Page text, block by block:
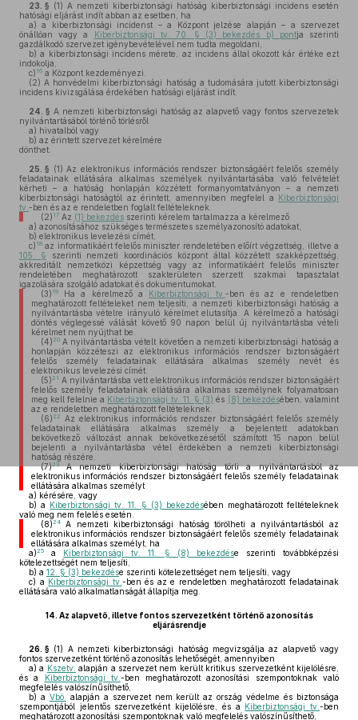
23. § (1) A nemzeti kiberbiztonsági hatóság kiberbiztonsági incidens esetén
hatósági eljárást indít abban az esetben, ha
a) a kiberbiztonsági incidenst – a Központ jelzése alapján – a szervezet
önállóan vagy a
Kiberbiztonsági tv. 70. § (3) bekezdés b) pontja szerinti
gazdálkodó szervezet igénybevételével nem tudta megoldani,
b) a kiberbiztonsági incidens mérete, az incidens által okozott kár értéke ezt
indokolja,
c) 16 a Központ kezdeményezi.
(2) A honvédelmi kiberbiztonsági hatóság a tudomására jutott kiberbiztonsági
incidens kivizsgálása érdekében hatósági eljárást indít.
24. § A nemzeti kiberbiztonsági hatóság az alapvető vagy fontos szervezetek
nyilvántartásából történő törlésről
a) hivatalból vagy
b) az érintett szervezet kérelmére
dönthet.
25. § (1) Az elektronikus információs rendszer biztonságáért felelős személy
feladatainak ellátására alkalmas személyek nyilvántartásába való felvételét
kérheti – a hatóság honlapján közzétett formanyomtatványon – a nemzeti
kiberbiztonsági hatóságtól az érintett, amennyiben megfelel a Kiberbiztonsági
tv. -ben és az e rendeletben foglalt feltételeknek.
(2) 17Az (1) bekezdésszerinti kérelem tartalmazza a kérelmező
a) azonosításához szükséges természetes személyazonosító adatokat,
b) elektronikus levelezési címét,
c) 18 az informatikáért felelős miniszter rendeletében előírt végzettség, illetve a
105. § szerinti nemzeti koordinációs központ által közzétett szakképzettség,
akkreditált nemzetközi képzettség vagy az informatikáért felelős miniszter
rendeletében meghatározott szakterületen szerzett szakmai tapasztalat
igazolására szolgáló adatokat és dokumentumokat.
(3) 19Ha a kérelmező a Kiberbiztonsági tv. -ben és az e rendeletben
meghatározott feltételeket nem teljesíti, a nemzeti kiberbiztonsági hatóság a
nyilvántartásba vételre irányuló kérelmet elutasítja. A kérelmező a hatósági
döntés véglegessé válását követő 90 napon belül új nyilvántartásba vételi
kérelmet nem nyújthat be.
(4) 20A nyilvántartásba vételt követően a nemzeti kiberbiztonsági hatóság a
honlapján közzéteszi az elektronikus információs rendszer biztonságáért
felelős személy feladatainak ellátására alkalmas személy nevét és
elektronikus levelezési címét.
(5) 21 A nyilvántartásba vett elektronikus információs rendszer biztonságáért
felelős személy feladatainak ellátására alkalmas személynek folyamatosan
meg kell felelnie a Kiberbiztonsági tv. 11. § (3) és (8) bekezdésében, valamint
az e rendeletben meghatározott feltételeknek.
(6) 22
Az elektronikus információs rendszer biztonságáért felelős személy
feladatainak ellátására alkalmas személy a bejelentett adatokban
bekövetkező változást annak bekövetkezésétől számított 15 napon belül
bejelenti a nyilvántartásba vétel érdekében a nemzeti kiberbiztonsági
hatóság részére.
(7)23A nemzeti kiberbiztonsági hatóság törli a nyilvántartásból az
elektronikus információs rendszer biztonságáért felelős személy feladatainak
ellátására alkalmas személyt
a) kérésére, vagy
b) a Kiberbiztonsági tv. 11. § (3) bekezdésében meghatározott feltételeknek
való meg nem felelés esetén.
(8)24A nemzeti kiberbiztonsági hatóság törölheti a nyilvántartásból az
elektronikus információs rendszer biztonságáért felelős személy feladatainak
ellátására alkalmas személyt, ha
a)25 a Kiberbiztonsági tv. 11. § (8) bekezdése szerinti továbbképzési
kötelezettségét nem teljesíti,
b) a 12. § (3) bekezdése szerinti kötelezettséget nem teljesíti, vagy
c) a Kiberbiztonsági tv. -ben és az e rendeletben meghatározott feladatainak
ellátására való alkalmatlanságát állapítja meg.
14. Az alapvető, illetve fontos szervezetként történő azonosítás
eljárásrendje
26. § (1) A nemzeti kiberbiztonsági hatóság megvizsgálja az alapvető vagy
fontos szervezetként történő azonosítás lehetőségét, amennyiben
a) a Kszetv. alapján a szervezet nem került kritikus szervezetként kijelölésre,
és a
Kiberbiztonsági tv. -ben meghatározott azonosítási szempontoknak való
megfelelés valószínűsíthető,
b) a Vbö.
alapján a szervezet nem került az ország védelme és biztonsága
szempontjából jelentős szervezetként kijelölésre, és a Kiberbiztonsági tv.-ben
meghatározott azonosítási szempontoknak való megfelelés valószínűsíthető,